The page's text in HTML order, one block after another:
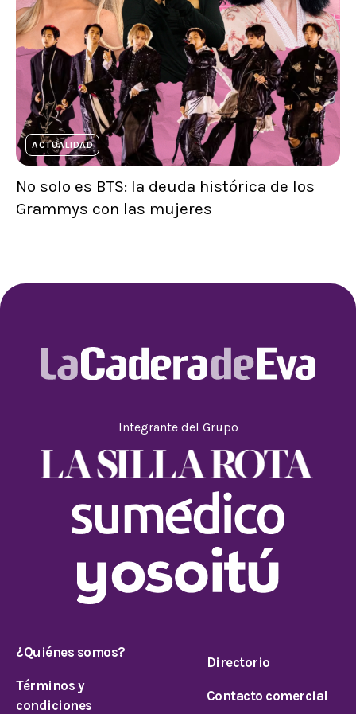
ACTUALIDAD
No solo es BTS: la deuda histórica de los
Grammys con las mujeres
Integrante del Grupo
¿Quiénes somos?
Términos y
condiciones
Directorio
Contacto comercial